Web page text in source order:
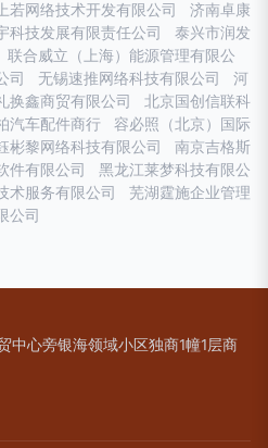
若网络技术开发有限公司
济南卓康
科技发展有限责任公司
泰兴市润发
联合威立（上海）能源管理有限公
司 无锡速推网络科技有限公司
河
换鑫商贸有限公司
北京国创信联科
汽车配件商行
容必照（北京）国际
彬黎网络科技有限公司
南京吉格斯
件有限公司
黑龙江莱梦科技有限公
术服务有限公司
芜湖霆施企业管理
公司
中心旁银海领域小区独商1幢1层商